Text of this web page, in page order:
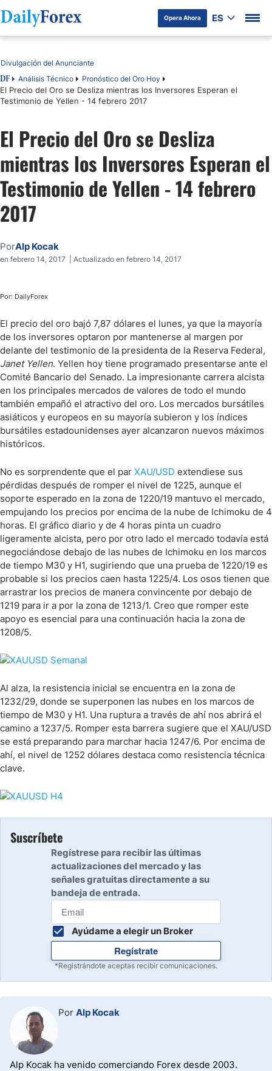
Opera Ahora ES
Tabla de contenidos
DF Análisis Técnico Pronóstico del Oro Hoy
El Precio del Oro se Desliza mientras los Inversores Esperan el
Testimonio de Yellen - 14 febrero 2017
Divulgación del Anunciante
El Precio del Oro se Desliza
mientras los Inversores Esperan el
Testimonio de Yellen - 14 febrero
2017
PorAlp Kocak
en febrero 14, 2017 | Actualizado en febrero 14, 2017
Por: DailyForex
El precio del oro bajó 7,87 dólares el lunes, ya que la mayoría
de los inversores optaron por mantenerse al margen por
delante del testimonio de la presidenta de la Reserva Federal,
Janet Yellen. Yellen hoy tiene programado presentarse ante el
Comité Bancario del Senado. La impresionante carrera alcista
en los principales mercados de valores de todo el mundo
también empañó el atractivo del oro. Los mercados bursátiles
asiáticos y europeos en su mayoría subieron y los índices
bursátiles estadounidenses ayer alcanzaron nuevos máximos
históricos.
No es sorprendente que el par XAU/USD extendiese sus
pérdidas después de romper el nivel de 1225, aunque el
soporte esperado en la zona de 1220/19 mantuvo el mercado,
empujando los precios por encima de la nube de Ichimoku de 4
horas. El gráfico diario y de 4 horas pinta un cuadro
ligeramente alcista, pero por otro lado el mercado todavía está
negociándose debajo de las nubes de Ichimoku en los marcos
de tiempo M30 y H1, sugiriendo que una prueba de 1220/19 es
probable si los precios caen hasta 1225/4. Los osos tienen que
arrastrar los precios de manera convincente por debajo de
1219 para ir a por la zona de 1213/1. Creo que romper este
apoyo es esencial para una continuación hacia la zona de
1208/5.
Al alza, la resistencia inicial se encuentra en la zona de
1232/29, donde se superponen las nubes en los marcos de
tiempo de M30 y H1. Una ruptura a través de ahí nos abrirá el
camino a 1237/5. Romper esta barrera sugiere que el XAU/USD
se está preparando para marchar hacia 1247/6. Por encima de
ahí, el nivel de 1252 dólares destaca como resistencia técnica
clave.
Suscríbete
Regístrese para recibir las últimas
actualizaciones del mercado y las
señales gratuitas directamente a su
bandeja de entrada.
Ayúdame a elegir un Broker
Regístrate
*Registrándote aceptas recibir comunicaciones.
Por Alp Kocak
Alp Kocak ha venido comerciando Forex desde 2003.